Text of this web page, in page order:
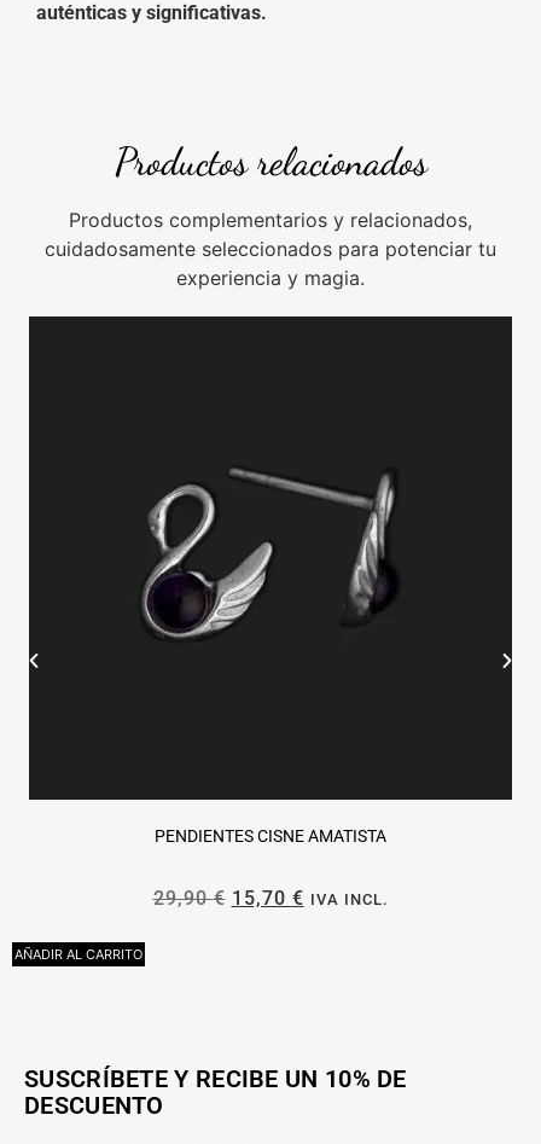
auténticas y significativas.
Productos relacionados
Productos complementarios y relacionados,
cuidadosamente seleccionados para potenciar tu
experiencia y magia.
PENDIENTES CISNE AMATISTA
29,90€ 15,70 € IVA INCL.
AÑADIR AL CARRITO
SUSCRÍBETE Y RECIBE UN 10% DE
DESCUENTO